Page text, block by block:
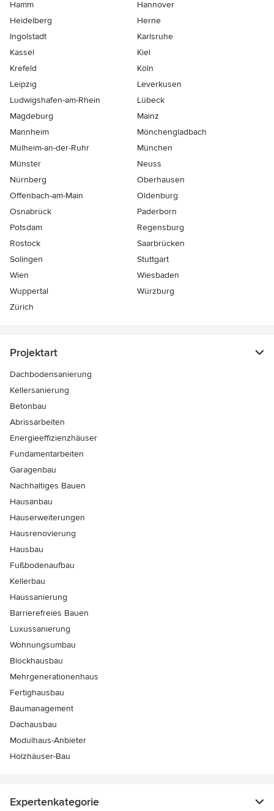
Hamm
Hannover
Heidelberg
Herne
Ingolstadt
Karlsruhe
Kassel
Kiel
Krefeld
Köln
Leipzig
Leverkusen
Ludwigshafen-am-Rhein
Lübeck
Magdeburg
Mainz
Mannheim
Mönchen­gladbach
Mülheim-an-der-Ruhr
München
Münster
Neuss
Nürnberg
Oberhausen
Offenbach-am-Main
Oldenburg
Osnabrück
Paderborn
Potsdam
Regensburg
Rostock
Saarbrücken
Solingen
Stuttgart
Wien
Wiesbaden
Wuppertal
Würzburg
Zürich
Projektart
Dachbodensanierung
Kellersanierung
Betonbau
Abrissarbeiten
Energieeffizienzhäuser
Fundamentarbeiten
Garagenbau
Nachhaltiges Bauen
Hausanbau
Hauserweiterungen
Hausrenovierung
Hausbau
Fußbodenaufbau
Kellerbau
Haussanierung
Barrierefreies Bauen
Luxussanierung
Wohnungsumbau
Blockhausbau
Mehrgenerationenhaus
Fertighausbau
Baumanagement
Dachausbau
Modulhaus-Anbieter
Holzhäuser-Bau
Expertenkategorie